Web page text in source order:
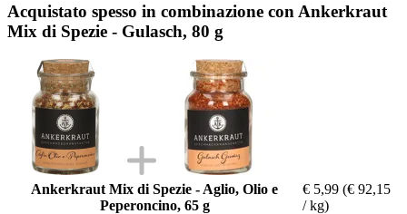
Acquistato spesso in combinazione con Ankerkraut
Mix di Spezie - Gulasch, 80 g
Ankerkraut Mix di Spezie - Aglio, Olio e
Peperoncino, 65 g
€ 5,99 (€ 92,15
/ kg)